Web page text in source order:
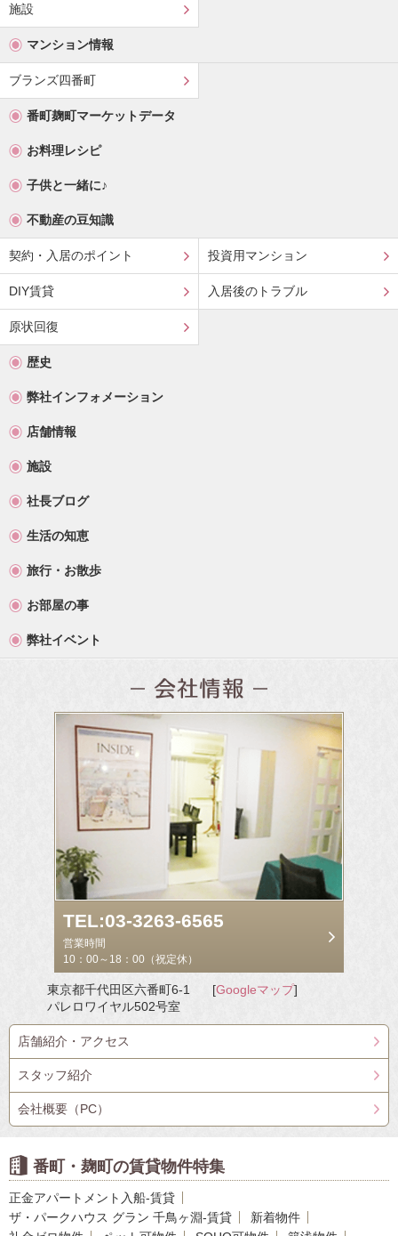
施設
マンション情報
ブランズ四番町
番町麹町マーケットデータ
お料理レシピ
子供と一緒に♪
不動産の豆知識
契約・入居のポイント 投資用マンション
DIY賃貸 入居後のトラブル
原状回復
歴史
弊社インフォメーション
店舗情報
施設
社長ブログ
生活の知恵
旅行・お散歩
お部屋の事
弊社イベント
TEL:03-3263-6565
営業時間
10：00～18：00（祝定休）
東京都千代田区六番町6-1
パレロワイヤル502号室
[Googleマップ]
店舗紹介・アクセス
スタッフ紹介
会社概要（PC）
番町・麹町の賃貸物件特集
正金アパートメント入船-賃貸
ザ・パークハウス グラン 千鳥ヶ淵-賃貸
新着物件